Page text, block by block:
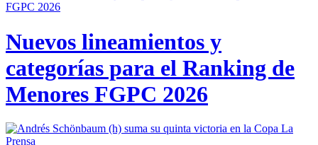
Nuevos lineamientos y
categorías para el Ranking de
Menores FGPC 2026